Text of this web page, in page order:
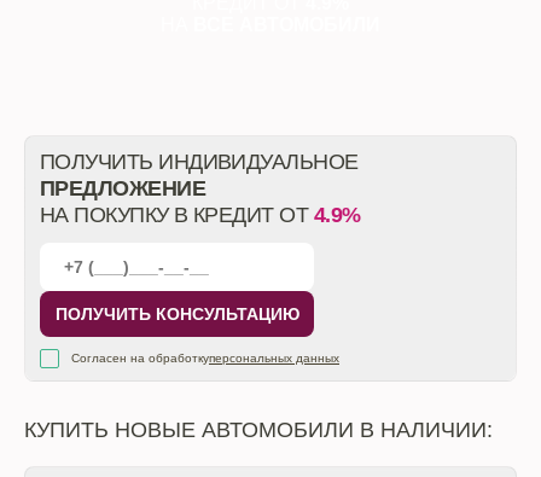
ПОЛУЧИТЬ ИНДИВИДУАЛЬНОЕ
ПРЕДЛОЖЕНИЕ
НА ПОКУПКУ В КРЕДИТ ОТ 4.9%
ПОЛУЧИТЬ КОНСУЛЬТАЦИЮ
Согласен на обработкуперсональных данных
КУПИТЬ НОВЫЕ АВТОМОБИЛИ В НАЛИЧИИ: